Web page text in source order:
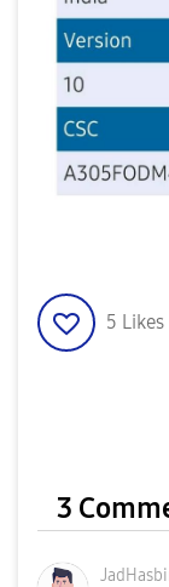
5 Likes
3